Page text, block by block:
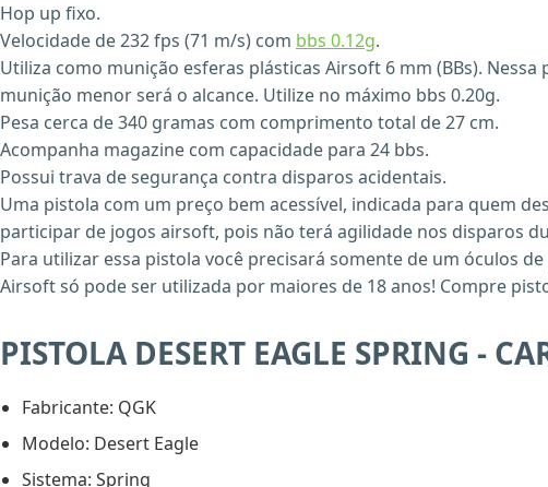
Hop up fixo.
Velocidade de 232 fps (71 m/s) com bbs 0.12g.
Utiliza como munição esferas plásticas Airsoft 6 mm (BBs).
munição menor será o alcance. Utilize no máximo bbs 0.20g.
Pesa cerca de 340 gramas com comprimento total de 27 cm.
Acompanha magazine com capacidade para 24 bbs.
Possui trava de segurança contra disparos acidentais.
Uma pistola com um preço bem acessível, indicada para quem
participar de jogos airsoft, pois não terá agilidade nos disparos
Para utilizar essa pistola você precisará somente de um óculos
Airsoft só pode ser utilizada por maiores de 18 anos! Compre
PISTOLA DESERT EAGLE SPRING -
Fabricante: QGK
Modelo: Desert Eagle
Sistema: Spring